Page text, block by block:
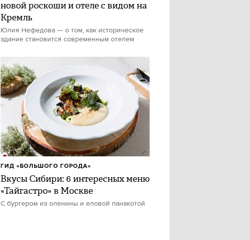
новой роскоши и отеле с видом на
Кремль
Юлия Нефедова — о том, как историческое
здание становится современным отелем
Вкусы Сибири: 6 интересных меню
«Тайгастро» в Москве
С бургером из оленины и еловой панакотой
ГИД «БОЛЬШОГО ГОРОДА»